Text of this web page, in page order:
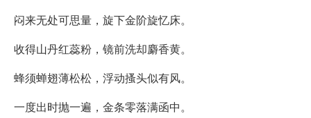
闷来无处可思量，旋下金阶旋忆床。
收得山丹红蕊粉，镜前洗却麝香黄。
蜂须蝉翅薄松松，浮动搔头似有风。
一度出时抛一遍，金条零落满函中。